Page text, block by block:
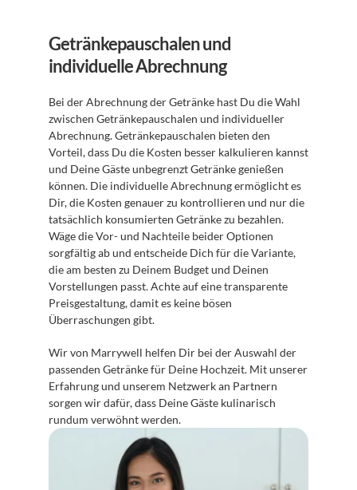
Getränkepauschalen und
individuelle Abrechnung
Bei der Abrechnung der Getränke hast Du die Wahl
zwischen Getränkepauschalen und individueller
Abrechnung. Getränkepauschalen bieten den
Vorteil, dass Du die Kosten besser kalkulieren kannst
und Deine Gäste unbegrenzt Getränke genießen
können. Die individuelle Abrechnung ermöglicht es
Dir, die Kosten genauer zu kontrollieren und nur die
tatsächlich konsumierten Getränke zu bezahlen.
Wäge die Vor- und Nachteile beider Optionen
sorgfältig ab und entscheide Dich für die Variante,
die am besten zu Deinem Budget und Deinen
Vorstellungen passt. Achte auf eine transparente
Preisgestaltung, damit es keine bösen
Überraschungen gibt.
Wir von Marrywell helfen Dir bei der Auswahl der
passenden Getränke für Deine Hochzeit. Mit unserer
Erfahrung und unserem Netzwerk an Partnern
sorgen wir dafür, dass Deine Gäste kulinarisch
rundum verwöhnt werden.